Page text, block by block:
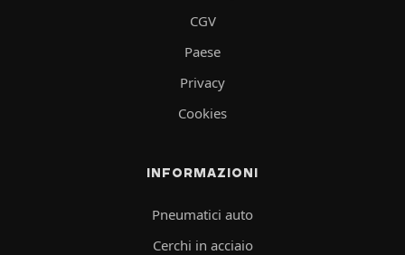
CGV
Paese
Privacy
Cookies
INFORMAZIONI
Pneumatici auto
Cerchi in acciaio